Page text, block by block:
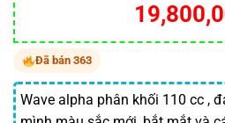
Đã bán 363
Wave alpha phân khối 110 cc ,